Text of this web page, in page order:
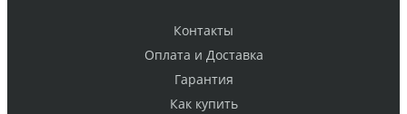
Контакты
Оплата и Доставка
Гарантия
Как купить